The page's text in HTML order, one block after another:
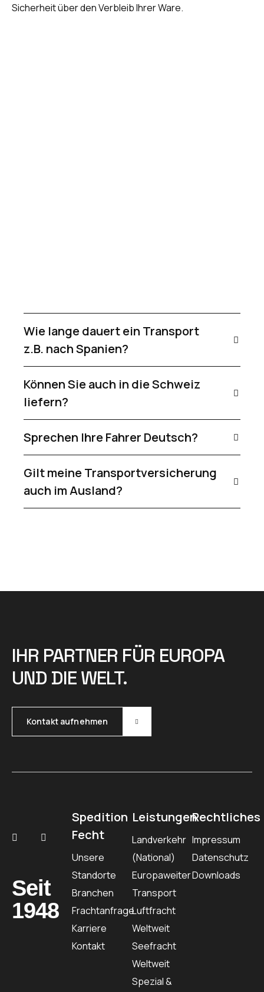
Sicherheit über den Verbleib Ihrer Ware.
Wie lange dauert ein Transport
z.B. nach Spanien?
Können Sie auch in die Schweiz
liefern?
Sprechen Ihre Fahrer Deutsch?
Gilt meine Transportversicherung
auch im Ausland?
IHR PARTNER FÜR EUROPA
UND DIE WELT.
Kontakt aufnehmen
Seit
1948
Spedition
Fecht
Unsere
Standorte
Branchen
Frachtanfrage
Karriere
Kontakt
Leistungen
Landverkehr
(National)
Europaweiter
Transport
Luftfracht
Weltweit
Seefracht
Weltweit
Spezial &
Rechtliches
Impressum
Datenschutz
Downloads